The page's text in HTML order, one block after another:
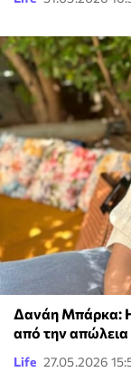
Δανάη Μπάρκα: Η
από την
Life 27.05.2026